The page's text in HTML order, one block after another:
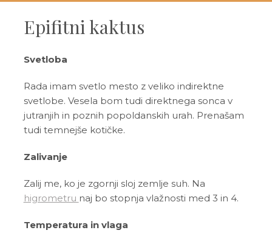
Epifitni kaktus
Svetloba
Rada imam svetlo mesto z veliko indirektne
svetlobe. Vesela bom tudi direktnega sonca v
jutranjih in poznih popoldanskih urah. Prenašam
tudi temnejše kotičke.
Zalivanje
Zalij me, ko je zgornji sloj zemlje suh. Na
higrometru naj bo stopnja vlažnosti med 3 in 4.
Temperatura in vlaga